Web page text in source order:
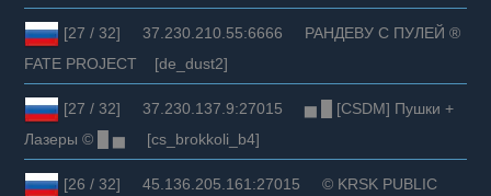
[27 / 32] 37.230.210.55:6666 РАНДЕВУ С ПУЛЕЙ ®
FATE PROJECT [de_dust2]
[27 / 32] 37.230.137.9:27015 ▅ █ [CSDM] Пушки +
Лазеры © █ ▅ [cs_brokkoli_b4]
[26 / 32] 45.136.205.161:27015 © KRSK PUBLIC